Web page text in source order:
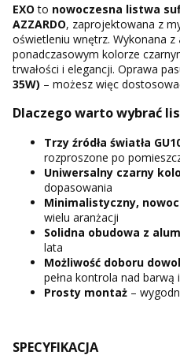
EXO to nowoczesna listwa
AZZARDO, zaprojektowana z
oświetleniu wnętrz. Wykonana z
ponadczasowym kolorze
trwałości i elegancji. Oprawa
35W) – możesz więc
Dlaczego warto wybrać
Trzy źródła światła
rozproszone po
Uniwersalny czarny
dopasowania
Minimalistyczny,
wielu aranżacji
Solidna obudowa z
lata
Możliwość doboru
pełna kontrola nad barwą
Prosty montaż –
SPECYFIKACJA